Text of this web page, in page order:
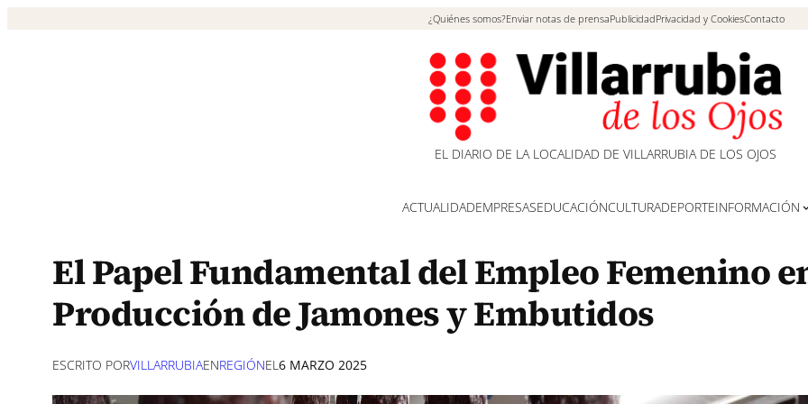
¿Quiénes somos?Enviar notas de prensaPublicidadPrivacidad y CookiesContacto
EL DIARIO DE LA LOCALIDAD DE VILLARRUBIA DE LOS OJOS
ACTUALIDADEMPRESASEDUCACIÓNCULTURADEPORTEINFORMACIÓN
El Papel Fundamental del Empleo Femenino
Producción de Jamones y Embutidos
ESCRITO PORVILLARRUBIAENREGIÓNEL6 MARZO 2025